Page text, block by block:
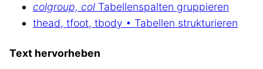
colgroup, col Tabellenspalten gruppieren
thead, tfoot, tbody • Tabellen strukturieren
Text hervorheben